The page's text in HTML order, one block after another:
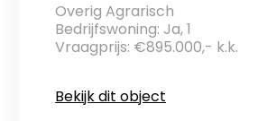
Overig Agrarisch
Bedrijfswoning: Ja, 1
Vraagprijs: €895.000,- k.k.
Bekijk dit object